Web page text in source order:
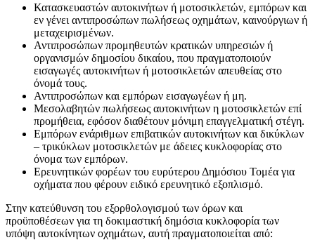
Κατασκευαστών αυτοκινήτων ή μοτοσικλετών, εμπόρων και
εν γένει αντιπροσώπων πωλήσεως οχημάτων, καινούργιων ή
μεταχειρισμένων.
Αντιπροσώπων προμηθευτών κρατικών υπηρεσιών ή
οργανισμών δημοσίου δικαίου, που πραγματοποιούν
εισαγωγές αυτοκινήτων ή μοτοσικλετών απευθείας στο
όνομά τους.
Αντιπροσώπων και εμπόρων εισαγωγέων ή μη.
Μεσολαβητών πωλήσεως αυτοκινήτων η μοτοσικλετών επί
προμήθεια, εφόσον διαθέτουν μόνιμη επαγγελματική στέγη.
Εμπόρων ενάριθμων επιβατικών αυτοκινήτων και δικύκλων
– τρικύκλων μοτοσικλετών με άδειες κυκλοφορίας στο
όνομα των εμπόρων.
Ερευνητικών φορέων του ευρύτερου Δημόσιου Τομέα για
οχήματα που φέρουν ειδικό ερευνητικό εξοπλισμό.
Στην κατεύθυνση του εξορθολογισμού των όρων και
προϋποθέσεων για τη δοκιμαστική δημόσια κυκλοφορία των
υπόψη αυτοκίνητων οχημάτων, αυτή πραγματοποιείται από: